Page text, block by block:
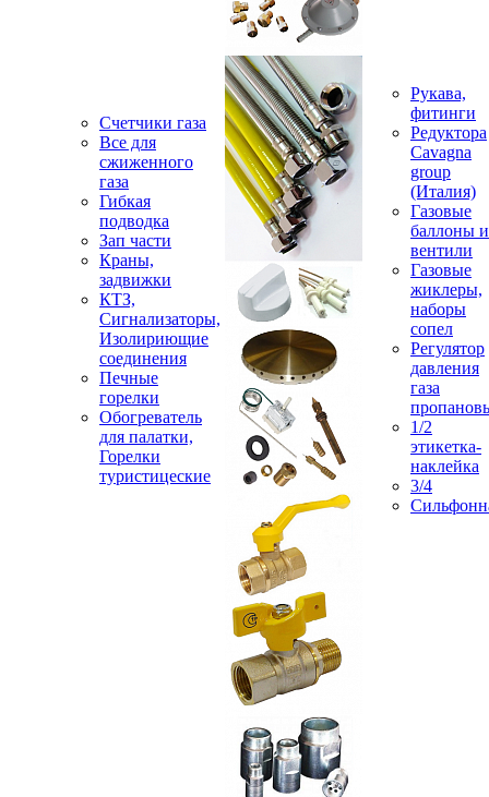
Счетчики газа
Все для
сжиженного
газа
Гибкая
подводка
Зап части
Краны,
задвижки
КТЗ,
Сигнализаторы,
Изолириющие
соединения
Печные
горелки
Обогреватель
для палатки,
Горелки
туристицеские
Рукава,
фитинги
Редуктора
Cavagna
group
(Италия)
Газовые
баллоны и
вентили
Газовые
жиклеры,
наборы
сопел
Регулятор
давления
газа
1/2
этикетка-
наклейка
3/4